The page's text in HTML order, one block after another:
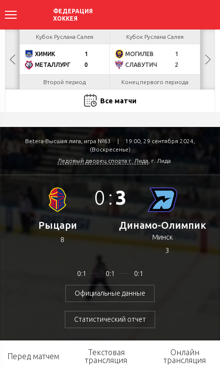
БУЛ
Кубок Руслана Салея
ХИМИК
1
МЕТАЛЛУРГ
0
Второй период
Кубок Руслана Салея
МОГИЛЕВ
1
СЛАВУТИЧ
2
Конец первого периода
Все матчи
Betera-Высшая лига, игра №63 |
19:00, 29 сентября 2024,
(Воскресенье)
Ледовый дворец спорта г. Лида , г. Лида
Рыцари
8
0: 3
0:1 0:1 0:1
Официальные данные
Статистический отчет
Динамо-Олимпик
Минск
3
Перед матчем
Текстовая
трансляция
Онлайн
трансляция